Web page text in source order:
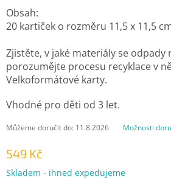
549 Kč
Měrná
Skladem - ihned expedujeme
Můžeme doručit do: 11.8.2026 Možnosti
Obsah:
20 kartiček o rozměru 11,5 x 11,5
Zjistěte, v jaké materiály se odpady
porozumějte procesu recyklace v
Velkoformátové karty.
Vhodné pro děti od 3 let.